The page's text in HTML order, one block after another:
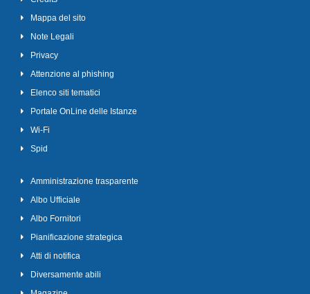
Mappa del sito
Note Legali
Privacy
Attenzione al phishing
Elenco siti tematici
Portale OnLine delle Istanze
Wi-Fi
Spid
Amministrazione trasparente
Albo Ufficiale
Albo Fornitori
Pianificazione strategica
Atti di notifica
Diversamente abili